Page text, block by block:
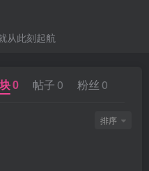
从此刻起航
0 帖子 0 粉丝 0
排序